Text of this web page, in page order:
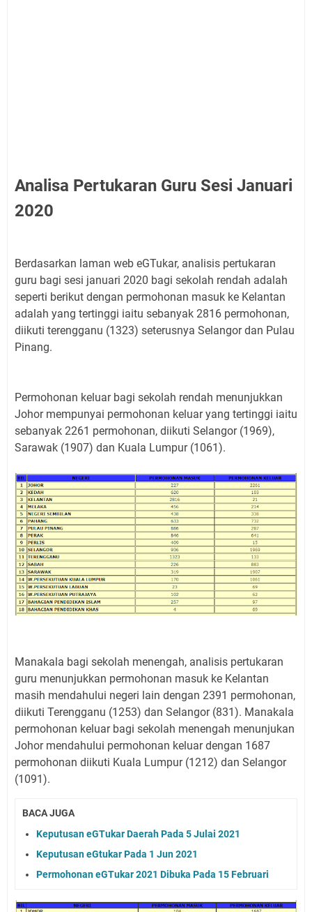
Analisa Pertukaran Guru Sesi Januari
2020
Berdasarkan laman web eGTukar, analisis pertukaran
guru bagi sesi januari 2020 bagi sekolah rendah adalah
seperti berikut dengan permohonan masuk ke Kelantan
adalah yang tertinggi iaitu sebanyak 2816 permohonan,
diikuti terengganu (1323) seterusnya Selangor dan Pulau
Pinang.
Permohonan keluar bagi sekolah rendah menunjukkan
Johor mempunyai permohonan keluar yang tertinggi iaitu
sebanyak 2261 permohonan, diikuti Selangor (1969),
Sarawak (1907) dan Kuala Lumpur (1061).
Manakala bagi sekolah menengah, analisis pertukaran
guru menunjukkan permohonan masuk ke Kelantan
masih mendahului negeri lain dengan 2391 permohonan,
diikuti Terengganu (1253) dan Selangor (831). Manakala
permohonan keluar bagi sekolah menengah menunjukan
Johor mendahului permohonan keluar dengan 1687
permohonan diikuti Kuala Lumpur (1212) dan Selangor
(1091).
BACA JUGA
Keputusan eGTukar Daerah Pada 5 Julai 2021
Keputusan eGtukar Pada 1 Jun 2021
Permohonan eGTukar 2021 Dibuka Pada 15 Februari